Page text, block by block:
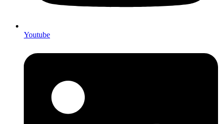
Youtube